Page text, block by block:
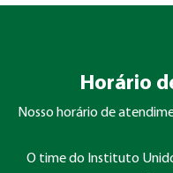
Horário
Nosso horário de
O time do Instituto